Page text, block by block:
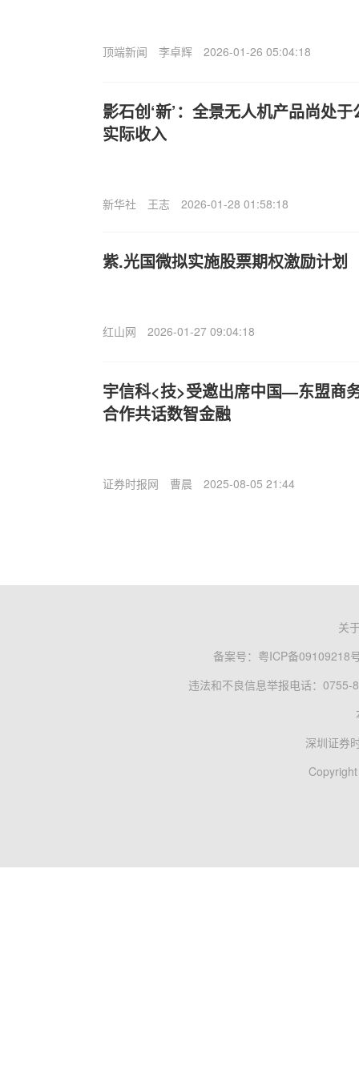
顶端新闻 李卓辉 2026-01-26 05:04:18
影石创‘新’：全景无人机产品尚处
实际收入
新华社 王志 2026-01-28 01:58:18
紫.光国微拟实施股票期权激励计划
红山网 2026-01-27 09:04:18
宇信科<技>受邀出席中国—东盟商
合作共话数智金融
证券时报网 曹晨 2025-08-05 21:44
关
备案号： 粤ICP备09109218
违法和不良信息举报电话：0755-
深圳证券